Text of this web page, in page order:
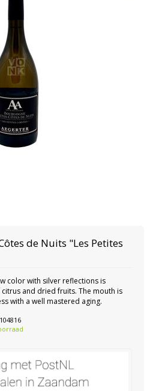
de Nuits "Les Petites
color with silver reflections is
and dried fruits. The mouth is
with a well mastered aging.